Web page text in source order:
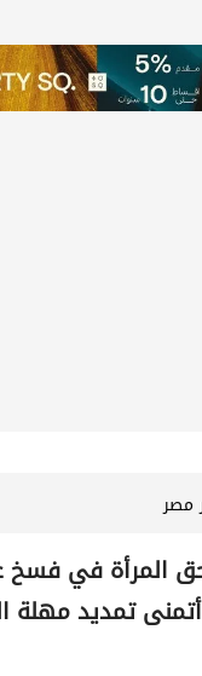
مصر
المرأة في فسخ
تمديد مهلة